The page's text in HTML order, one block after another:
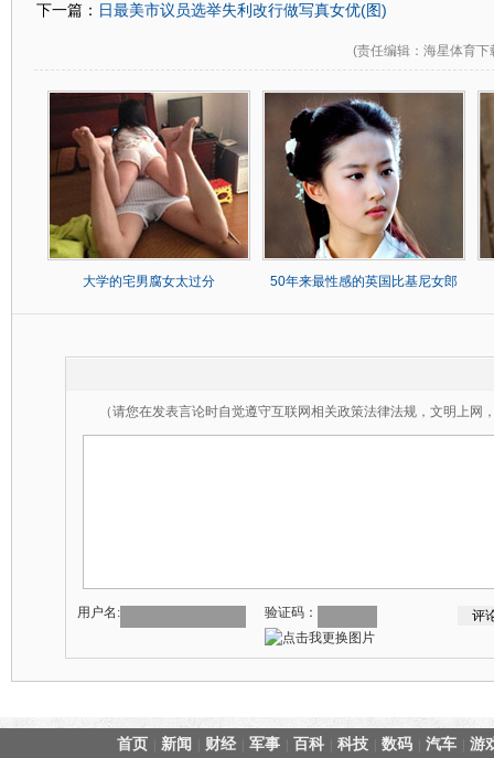
下一篇： 日最美市议员选举失利改行做写真女优(图)
(责任编辑 ：海星体育
大学的宅男腐女太过分 50年来最性感的英国比基尼女郎
（请您在发表言论时自觉遵守互联网相关政策法律法规，文明上网
用户名: 验证码：
首页 新闻 财经 军事 百科 科技 数码 汽车 游